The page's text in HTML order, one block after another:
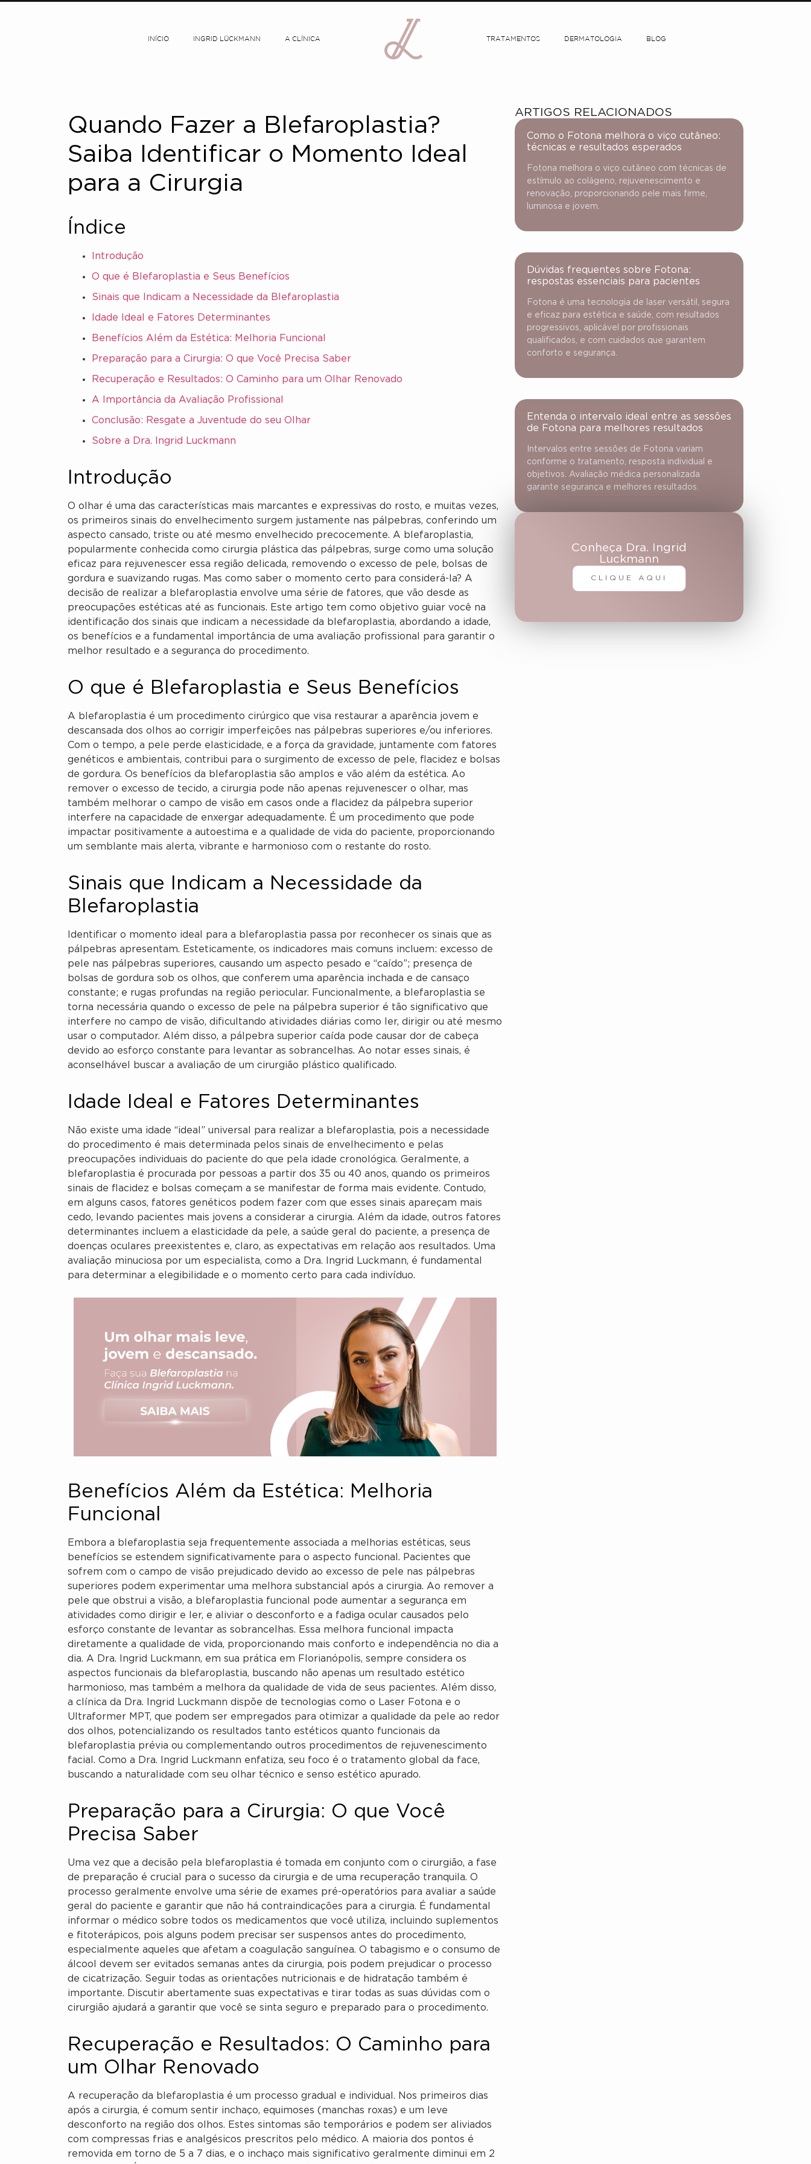
INÍCIO INGRID LÜCKMANN A CLÍNICA TRATAMENTOS DERMATOLOGIA BLOG
Quando Fazer a Blefaroplastia?
Saiba Identificar o Momento Ideal
para a Cirurgia
Índice
Introdução
O que é Blefaroplastia e Seus Benefícios
Sinais que Indicam a Necessidade da Blefaroplastia
Idade Ideal e Fatores Determinantes
Benefícios Além da Estética: Melhoria Funcional
Preparação para a Cirurgia: O que Você Precisa Saber
Recuperação e Resultados: O Caminho para um Olhar Renovado
A Importância da Avaliação Profissional
Conclusão: Resgate a Juventude do seu Olhar
Sobre a Dra. Ingrid Luckmann
Introdução
O olhar é uma das características mais marcantes e expressivas do rosto, e muitas vezes,
os primeiros sinais do envelhecimento surgem justamente nas pálpebras, conferindo um
aspecto cansado, triste ou até mesmo envelhecido precocemente. A blefaroplastia,
popularmente conhecida como cirurgia plástica das pálpebras, surge como uma solução
eficaz para rejuvenescer essa região delicada, removendo o excesso de pele, bolsas de
gordura e suavizando rugas. Mas como saber o momento certo para considerá-la? A
decisão de realizar a blefaroplastia envolve uma série de fatores, que vão desde as
preocupações estéticas até as funcionais. Este artigo tem como objetivo guiar você na
identificação dos sinais que indicam a necessidade da blefaroplastia, abordando a idade,
os benefícios e a fundamental importância de uma avaliação profissional para garantir o
melhor resultado e a segurança do procedimento.
O que é Blefaroplastia e Seus Benefícios
A blefaroplastia é um procedimento cirúrgico que visa restaurar a aparência jovem e
descansada dos olhos ao corrigir imperfeições nas pálpebras superiores e/ou inferiores.
Com o tempo, a pele perde elasticidade, e a força da gravidade, juntamente com fatores
genéticos e ambientais, contribui para o surgimento de excesso de pele, flacidez e bolsas
de gordura. Os benefícios da blefaroplastia são amplos e vão além da estética. Ao
remover o excesso de tecido, a cirurgia pode não apenas rejuvenescer o olhar, mas
também melhorar o campo de visão em casos onde a flacidez da pálpebra superior
interfere na capacidade de enxergar adequadamente. É um procedimento que pode
impactar positivamente a autoestima e a qualidade de vida do paciente, proporcionando
um semblante mais alerta, vibrante e harmonioso com o restante do rosto.
Sinais que Indicam a Necessidade da
Blefaroplastia
Identificar o momento ideal para a blefaroplastia passa por reconhecer os sinais que as
pálpebras apresentam. Esteticamente, os indicadores mais comuns incluem: excesso de
pele nas pálpebras superiores, causando um aspecto pesado e “caído”; presença de
bolsas de gordura sob os olhos, que conferem uma aparência inchada e de cansaço
constante; e rugas profundas na região periocular. Funcionalmente, a blefaroplastia se
torna necessária quando o excesso de pele na pálpebra superior é tão significativo que
interfere no campo de visão, dificultando atividades diárias como ler, dirigir ou até mesmo
usar o computador. Além disso, a pálpebra superior caída pode causar dor de cabeça
devido ao esforço constante para levantar as sobrancelhas. Ao notar esses sinais, é
aconselhável buscar a avaliação de um cirurgião plástico qualificado.
Idade Ideal e Fatores Determinantes
Não existe uma idade “ideal” universal para realizar a blefaroplastia, pois a necessidade
do procedimento é mais determinada pelos sinais de envelhecimento e pelas
preocupações individuais do paciente do que pela idade cronológica. Geralmente, a
blefaroplastia é procurada por pessoas a partir dos 35 ou 40 anos, quando os primeiros
sinais de flacidez e bolsas começam a se manifestar de forma mais evidente. Contudo,
em alguns casos, fatores genéticos podem fazer com que esses sinais apareçam mais
cedo, levando pacientes mais jovens a considerar a cirurgia. Além da idade, outros fatores
determinantes incluem a elasticidade da pele, a saúde geral do paciente, a presença de
doenças oculares preexistentes e, claro, as expectativas em relação aos resultados. Uma
avaliação minuciosa por um especialista, como a Dra. Ingrid Luckmann, é fundamental
para determinar a elegibilidade e o momento certo para cada indivíduo.
Benefícios Além da Estética: Melhoria
Funcional
Embora a blefaroplastia seja frequentemente associada a melhorias estéticas, seus
benefícios se estendem significativamente para o aspecto funcional. Pacientes que
sofrem com o campo de visão prejudicado devido ao excesso de pele nas pálpebras
superiores podem experimentar uma melhora substancial após a cirurgia. Ao remover a
pele que obstrui a visão, a blefaroplastia funcional pode aumentar a segurança em
atividades como dirigir e ler, e aliviar o desconforto e a fadiga ocular causados pelo
esforço constante de levantar as sobrancelhas. Essa melhora funcional impacta
diretamente a qualidade de vida, proporcionando mais conforto e independência no dia a
dia. A Dra. Ingrid Luckmann, em sua prática em Florianópolis, sempre considera os
aspectos funcionais da blefaroplastia, buscando não apenas um resultado estético
harmonioso, mas também a melhora da qualidade de vida de seus pacientes. Além disso,
a clínica da Dra. Ingrid Luckmann dispõe de tecnologias como o Laser Fotona e o
Ultraformer MPT, que podem ser empregados para otimizar a qualidade da pele ao redor
dos olhos, potencializando os resultados tanto estéticos quanto funcionais da
blefaroplastia prévia ou complementando outros procedimentos de rejuvenescimento
facial. Como a Dra. Ingrid Luckmann enfatiza, seu foco é o tratamento global da face,
buscando a naturalidade com seu olhar técnico e senso estético apurado.
Preparação para a Cirurgia: O que Você
Precisa Saber
Uma vez que a decisão pela blefaroplastia é tomada em conjunto com o cirurgião, a fase
de preparação é crucial para o sucesso da cirurgia e de uma recuperação tranquila. O
processo geralmente envolve uma série de exames pré-operatórios para avaliar a saúde
geral do paciente e garantir que não há contraindicações para a cirurgia. É fundamental
informar o médico sobre todos os medicamentos que você utiliza, incluindo suplementos
e fitoterápicos, pois alguns podem precisar ser suspensos antes do procedimento,
especialmente aqueles que afetam a coagulação sanguínea. O tabagismo e o consumo de
álcool devem ser evitados semanas antes da cirurgia, pois podem prejudicar o processo
de cicatrização. Seguir todas as orientações nutricionais e de hidratação também é
importante. Discutir abertamente suas expectativas e tirar todas as suas dúvidas com o
cirurgião ajudará a garantir que você se sinta seguro e preparado para o procedimento.
Recuperação e Resultados: O Caminho para
um Olhar Renovado
A recuperação da blefaroplastia é um processo gradual e individual. Nos primeiros dias
após a cirurgia, é comum sentir inchaço, equimoses (manchas roxas) e um leve
desconforto na região dos olhos. Estes sintomas são temporários e podem ser aliviados
com compressas frias e analgésicos prescritos pelo médico. A maioria dos pontos é
removida em torno de 5 a 7 dias, e o inchaço mais significativo geralmente diminui em 2
ARTIGOS RELACIONADOS
Como o Fotona melhora o viço cutâneo:
técnicas e resultados esperados
Fotona melhora o viço cutâneo com técnicas de
estímulo ao colágeno, rejuvenescimento e
renovação, proporcionando pele mais firme,
luminosa e jovem.
Dúvidas frequentes sobre Fotona:
respostas essenciais para pacientes
Fotona é uma tecnologia de laser versátil, segura
e eficaz para estética e saúde, com resultados
progressivos, aplicável por profissionais
qualificados, e com cuidados que garantem
conforto e segurança.
Entenda o intervalo ideal entre as sessões
de Fotona para melhores resultados
Intervalos entre sessões de Fotona variam
conforme o tratamento, resposta individual e
objetivos. Avaliação médica personalizada
garante segurança e melhores resultados.
Conheça Dra. Ingrid
Luckmann
CLIQUE AQUI